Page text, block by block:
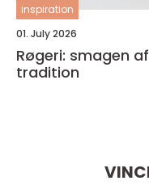
inspiration
01. July 2026
Røgeri: smagen
tradition